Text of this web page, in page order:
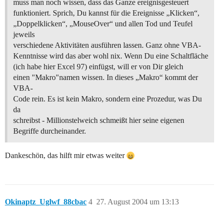
muss man noch wissen, dass das Ganze ereignisgesteuert
funktioniert. Sprich, Du kannst für die Ereignisse „Klicken“,
„Doppelklicken“, „MouseOver“ und allen Tod und Teufel
jeweils
verschiedene Aktivitäten ausführen lassen. Ganz ohne VBA-
Kenntnisse wird das aber wohl nix. Wenn Du eine Schaltfläche
(ich habe hier Excel 97) einfügst, will er von Dir gleich
einen "Makro"namen wissen. In dieses „Makro“ kommt der
VBA-
Code rein. Es ist kein Makro, sondern eine Prozedur, was Du
da
schreibst - Millionstelweich schmeißt hier seine eigenen
Begriffe durcheinander.
Dankeschön, das hilft mir etwas weiter
Okinaptz_Uglwf_88cbac 27. August 2004 um 13:13
4